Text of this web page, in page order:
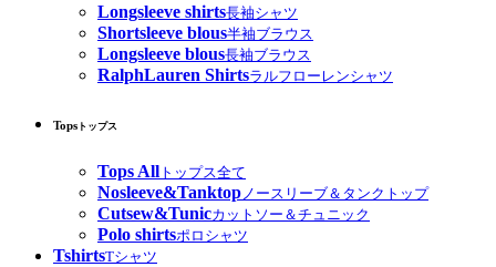
Longsleeve shirts長袖シャツ
Shortsleeve blous半袖ブラウス
Longsleeve blous長袖ブラウス
RalphLauren Shirtsラルフローレンシャツ
Tops トップス
Tops All トップス全て
Nosleeve&Tanktopノースリーブ＆タンクトップ
Cutsew&Tunicカットソー＆チュニック
Polo shirtsポロシャツ
TshirtsTシャツ